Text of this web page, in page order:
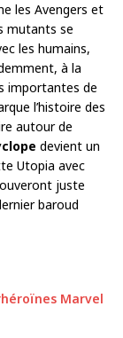
les Avengers et
mutants se
les humains,
à la
importantes de
l’histoire des
autour de
devient un
Utopia avec
juste
baroud
Marvel